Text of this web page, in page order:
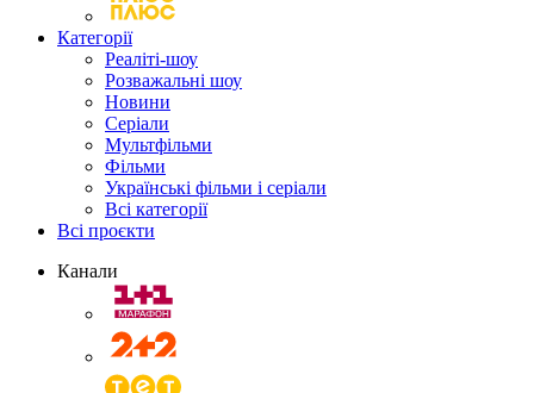
Категорії
Реаліті-шоу
Розважальні шоу
Новини
Серіали
Мультфільми
Фільми
Українські фільми і серіали
Всі категорії
Всі проєкти
Канали